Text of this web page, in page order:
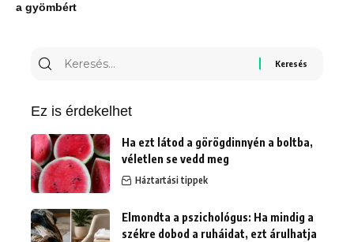
a gyömbért
Keresés
Ez is érdekelhet
Ha ezt látod a görögdinnyén a boltba,
véletlen se vedd meg
Háztartási tippek
Elmondta a pszichológus: Ha mindig a
székre dobod a ruháidat, ezt árulhatja